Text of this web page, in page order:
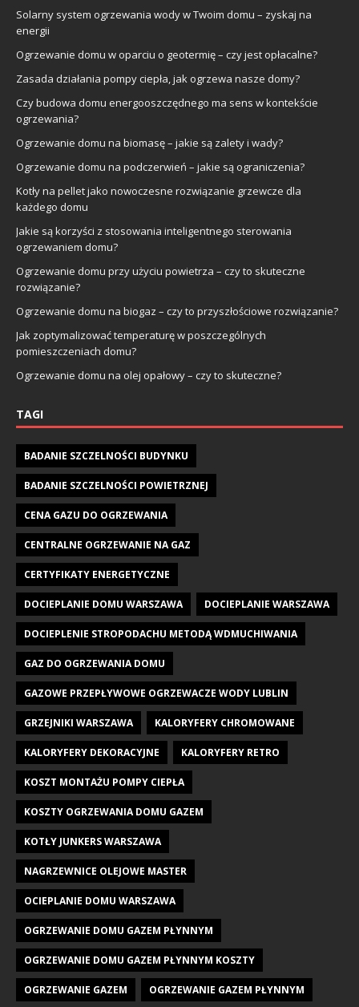
Solarny system ogrzewania wody w Twoim domu – zyskaj na
energii
Ogrzewanie domu w oparciu o geotermię – czy jest opłacalne?
Zasada działania pompy ciepła, jak ogrzewa nasze domy?
Czy budowa domu energooszczędnego ma sens w kontekście
ogrzewania?
Ogrzewanie domu na biomasę – jakie są zalety i wady?
Ogrzewanie domu na podczerwień – jakie są ograniczenia?
Kotły na pellet jako nowoczesne rozwiązanie grzewcze dla
każdego domu
Jakie są korzyści z stosowania inteligentnego sterowania
ogrzewaniem domu?
Ogrzewanie domu przy użyciu powietrza – czy to skuteczne
rozwiązanie?
Ogrzewanie domu na biogaz – czy to przyszłościowe rozwiązanie?
Jak zoptymalizować temperaturę w poszczególnych
pomieszczeniach domu?
Ogrzewanie domu na olej opałowy – czy to skuteczne?
TAGI
BADANIE SZCZELNOŚCI BUDYNKU
BADANIE SZCZELNOŚCI POWIETRZNEJ
CENA GAZU DO OGRZEWANIA
CENTRALNE OGRZEWANIE NA GAZ
CERTYFIKATY ENERGETYCZNE
DOCIEPLANIE DOMU WARSZAWA DOCIEPLANIE WARSZAWA
DOCIEPLENIE STROPODACHU METODĄ WDMUCHIWANIA
GAZ DO OGRZEWANIA DOMU
GAZOWE PRZEPŁYWOWE OGRZEWACZE WODY LUBLIN
GRZEJNIKI WARSZAWA KALORYFERY CHROMOWANE
KALORYFERY DEKORACYJNE KALORYFERY RETRO
KOSZT MONTAŻU POMPY CIEPŁA
KOSZTY OGRZEWANIA DOMU GAZEM
KOTŁY JUNKERS WARSZAWA
NAGRZEWNICE OLEJOWE MASTER
OCIEPLANIE DOMU WARSZAWA
OGRZEWANIE DOMU GAZEM PŁYNNYM
OGRZEWANIE DOMU GAZEM PŁYNNYM KOSZTY
OGRZEWANIE GAZEM OGRZEWANIE GAZEM PŁYNNYM